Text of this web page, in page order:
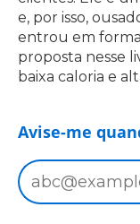
e, por isso,
entrou em
proposta nesse
baixa caloria e
Avise-me